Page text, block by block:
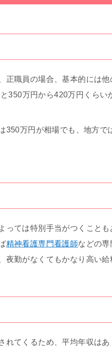
正職員の場合、基本的には
350万円から420万円くらい
350万円が相場でも、地方で
っては特別手当がつくこと
精神看護専門看護師などの
勤がなくてもかなり高い給
れてくるため、平均年収は